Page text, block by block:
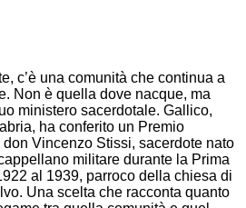
c’è una comunità che continua a
Non è quella dove nacque, ma
ministero sacerdotale. Gallico,
ha conferito un Premio
Vincenzo Stissi, sacerdote nato
militare durante la Prima
al 1939, parroco della chiesa di
Una scelta che racconta quanto